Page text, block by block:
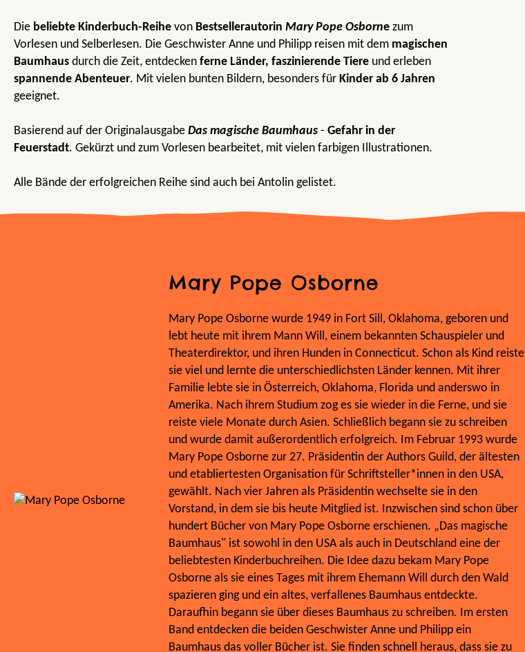
Die beliebte Kinderbuch-Reihe von Bestsellerautorin Mary Pope Osborne zum
Vorlesen und Selberlesen. Die Geschwister Anne und Philipp reisen mit dem magischen
Baumhaus durch die Zeit, entdecken ferne Länder, faszinierende Tiere und erleben
spannende Abenteuer. Mit vielen bunten Bildern, besonders für Kinder ab 6 Jahren
geeignet.
Basierend auf der Originalausgabe Das magische Baumhaus - Gefahr in der
Feuerstadt. Gekürzt und zum Vorlesen bearbeitet, mit vielen farbigen Illustrationen.
Alle Bände der erfolgreichen Reihe sind auch bei Antolin gelistet.
Mary Pope Osborne
Mary Pope Osborne wurde 1949 in Fort Sill, Oklahoma, geboren und
lebt heute mit ihrem Mann Will, einem bekannten Schauspieler und
Theaterdirektor, und ihren Hunden in Connecticut. Schon als Kind reiste
sie viel und lernte die unterschiedlichsten Länder kennen. Mit ihrer
Familie lebte sie in Österreich, Oklahoma, Florida und anderswo in
Amerika. Nach ihrem Studium zog es sie wieder in die Ferne, und sie
reiste viele Monate durch Asien. Schließlich begann sie zu schreiben
und wurde damit außerordentlich erfolgreich. Im Februar 1993 wurde
Mary Pope Osborne zur 27. Präsidentin der Authors Guild, der ältesten
und etabliertesten Organisation für Schriftsteller*innen in den USA,
gewählt. Nach vier Jahren als Präsidentin wechselte sie in den
Vorstand, in dem sie bis heute Mitglied ist. Inzwischen sind schon über
hundert Bücher von Mary Pope Osborne erschienen. „Das magische
Baumhaus" ist sowohl in den USA als auch in Deutschland eine der
beliebtesten Kinderbuchreihen. Die Idee dazu bekam Mary Pope
Osborne als sie eines Tages mit ihrem Ehemann Will durch den Wald
spazieren ging und ein altes, verfallenes Baumhaus entdeckte.
Daraufhin begann sie über dieses Baumhaus zu schreiben. Im ersten
Band entdecken die beiden Geschwister Anne und Philipp ein
Baumhaus das voller Bücher ist. Sie finden schnell heraus, dass sie zu